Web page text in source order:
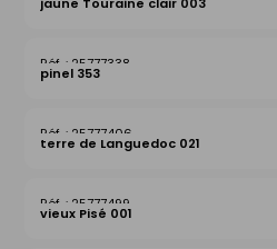
25777338
pinel 353
25777406
terre de Languedoc 021
25777499
vieux Pisé 001